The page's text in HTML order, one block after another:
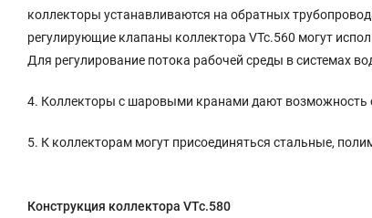
коллекторы устанавливаются на обратных
регулирующие клапаны коллектора VTc.560 могут
Для регулирование потока рабочей среды в системах
4. Коллекторы с шаровыми кранами дают возможность
5. К коллекторам могут присоединяться стальные,
Конструкция коллектора VTc.580